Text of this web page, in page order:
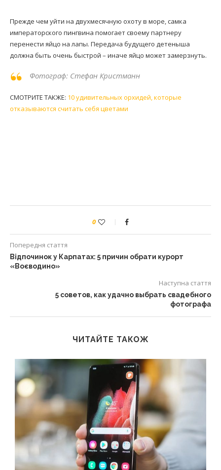
Прежде чем уйти на двухмесячную охоту в море, самка
императорского пингвина помогает своему партнеру
перенести яйцо на лапы. Передача будущего детеныша
должна быть очень быстрой – иначе яйцо может замерзнуть.
Фотограф: Стефан Кристманн
СМОТРИТЕ ТАКЖЕ: 10 удивительных орхидей, которые
отказываются считать себя цветами
0
Попередня стаття
Відпочинок у Карпатах: 5 причин обрати курорт
«Воєводино»
Наступна стаття
5 советов, как удачно выбрать свадебного
фотографа
ЧИТАЙТЕ ТАКОЖ